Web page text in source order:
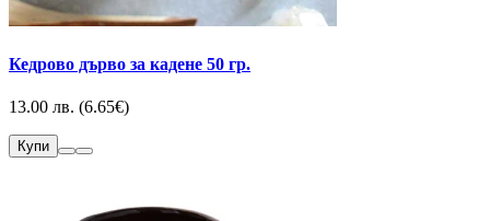
Кедрово дърво за кадене 50 гр.
13.00 лв. (6.65€)
Купи